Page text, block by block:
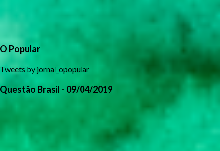
O Popular
Tweets by jornal_opopular
Questão Brasil - 09/04/2019